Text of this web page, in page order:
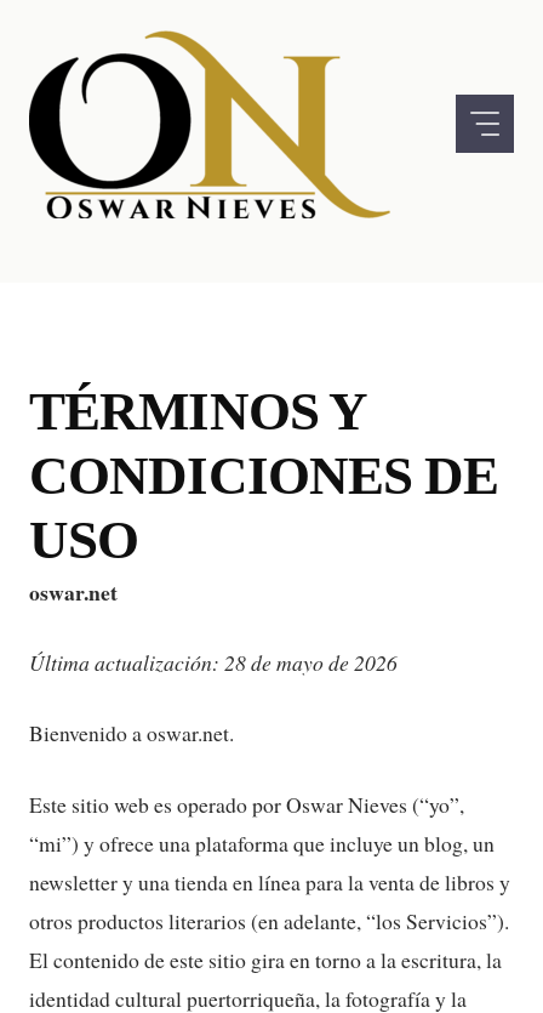
content
TÉRMINOS Y
CONDICIONES DE
USO
oswar.net
Última actualización: 28 de mayo de 2026
Bienvenido a oswar.net.
Este sitio web es operado por Oswar Nieves (“yo”,
“mi”) y ofrece una plataforma que incluye un blog, un
newsletter y una tienda en línea para la venta de libros y
otros productos literarios (en adelante, “los Servicios”).
El contenido de este sitio gira en torno a la escritura, la
identidad cultural puertorriqueña, la fotografía y la